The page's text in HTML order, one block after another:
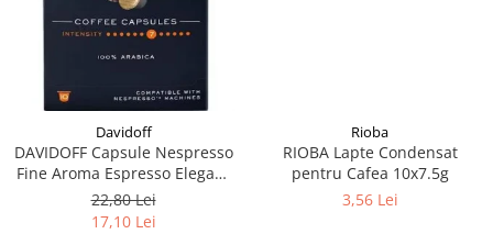
Davidoff
DAVIDOFF Capsule Nespresso
Fine Aroma Espresso Elegant
& Fragrant 10x5.5g
22,80 Lei
17,10 Lei
Rioba
RIOBA Lapte Condensat
pentru Cafea 10x7.5g
3,56 Lei